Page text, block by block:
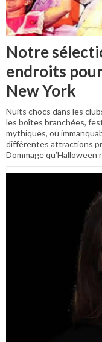
Notre
endroits
New York
Nuits chocs dans les
les boîtes branchées,
mythiques, ou
différentes attractions
Dommage qu’Halloween